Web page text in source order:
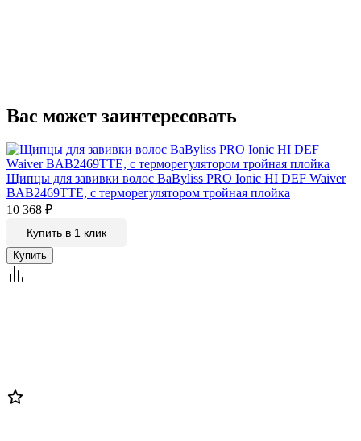
Вас может заинтересовать
Щипцы для завивки волос BaByliss PRO Ionic HI DEF Waiver
BAB2469TTE, с терморегулятором тройная плойка
10 368 ₽
Купить в 1 клик